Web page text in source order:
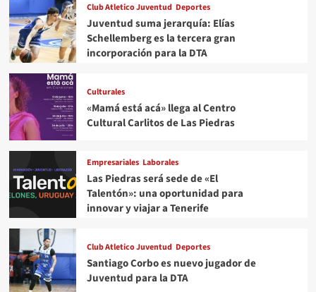
Club Atletico Juventud Deportes
Juventud suma jerarquía: Elías
Schellemberg es la tercera gran
incorporación para la DTA
Culturales
«Mamá está acá» llega al Centro
Cultural Carlitos de Las Piedras
Empresariales Laborales
Las Piedras será sede de «El
Talentón»: una oportunidad para
innovar y viajar a Tenerife
Club Atletico Juventud Deportes
Santiago Corbo es nuevo jugador de
Juventud para la DTA